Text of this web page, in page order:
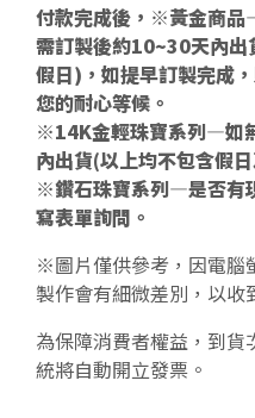
付款完成後，※黃金商
需訂製後約10~30天內出
假日)，如提早訂製完成
您的耐心等候。
※14K金輕珠寶系列—如
內出貨(以上均不包含假
※鑽石珠寶系列—是否有
寫表單詢問。
※圖片僅供參考，因電腦
製作會有細微差別，以收
為保障消費者權益，到
統將自動開立發票。